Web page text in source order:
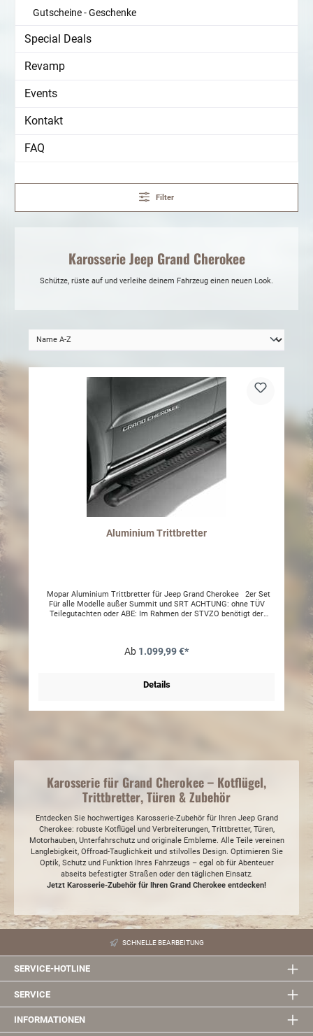
Gutscheine - Geschenke
Special Deals
Revamp
Events
Kontakt
FAQ
Filter
Karosserie Jeep Grand Cherokee
Schütze, rüste auf und verleihe deinem Fahrzeug einen neuen Look.
Aluminium Trittbretter
Mopar Aluminium Trittbretter für Jeep Grand Cherokee 2er Set
Für alle Modelle außer Summit und SRT ACHTUNG: ohne TÜV
Teilegutachten oder ABE: Im Rahmen der STVZO benötigt der
Eintragung möglich ist. Gerne helfen wir Ihnen bei Fragen weiter.
Wachs) behandelt werden. Dementsprechend stellen ansonsten
Ab 1.099,99 €*
Details
Karosserie für Grand Cherokee – Kotflügel,
Trittbretter, Türen & Zubehör
Entdecken Sie hochwertiges Karosserie-Zubehör für Ihren Jeep Grand
Cherokee: robuste Kotflügel und Verbreiterungen, Trittbretter, Türen,
Motorhauben, Unterfahrschutz und originale Embleme. Alle Teile vereinen
Langlebigkeit, Offroad-Tauglichkeit und stilvolles Design. Optimieren Sie
Optik, Schutz und Funktion Ihres Fahrzeugs – egal ob für Abenteuer
abseits befestigter Straßen oder den täglichen Einsatz.
Jetzt Karosserie-Zubehör für Ihren Grand Cherokee entdecken!
SCHNELLE BEARBEITUNG
SERVICE-HOTLINE
SERVICE
INFORMATIONEN